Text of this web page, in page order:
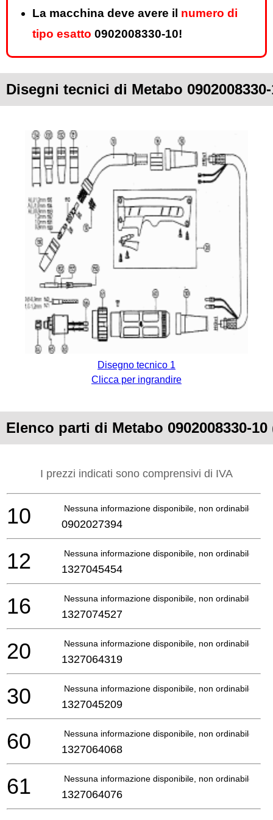
La macchina deve avere il numero di
tipo esatto 0902008330-10!
Disegni tecnici di Metabo
Disegno tecnico 1
Clicca per ingrandire
Elenco parti di Metabo 0902008330-
I prezzi indicati sono comprensivi di IVA
Nessuna informazione disponibile, non ordinabile
10 0902027394
Nessuna informazione disponibile, non ordinabile
12 1327045454
Nessuna informazione disponibile, non ordinabile
16 1327074527
Nessuna informazione disponibile, non ordinabile
20 1327064319
Nessuna informazione disponibile, non ordinabile
30 1327045209
Nessuna informazione disponibile, non ordinabile
60 1327064068
Nessuna informazione disponibile, non ordinabile
61 1327064076